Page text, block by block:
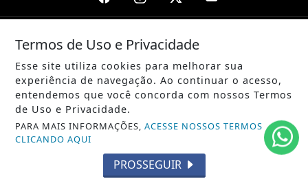
/ NOTÍCIAS
POLÍTICA
MUNDO
TECNOLOGIA
Termos de Uso e Privacidade
Esse site utiliza cookies para melhorar sua
experiência de navegação. Ao continuar o acesso,
entendemos que você concorda com nossos Termos
de Uso e Privacidade.
PARA MAIS INFORMAÇÕES,ACESSE NOSSOS TERMOS
CLICANDO AQUI
PROSSEGUIR